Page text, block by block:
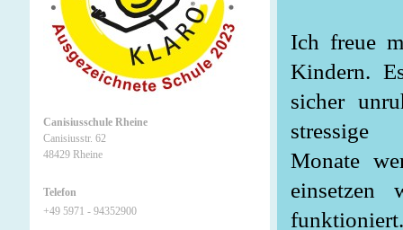
Ich freue
Kindern.
sicher
stressige
Monate
einsetzen
Canisiusschule Rheine
Canisiusstr. 62
48429 Rheine
Telefon
+49 5971 - 94352900